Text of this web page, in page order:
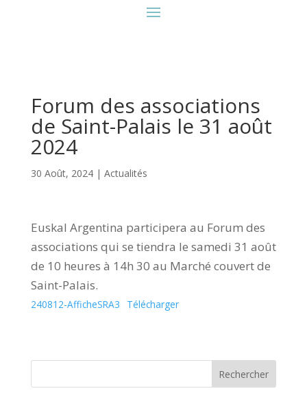
Forum des associations
de Saint-Palais le 31 août
2024
30 Août, 2024| Actualités
Euskal Argentina participera au Forum des
associations qui se tiendra le samedi 31 août
de 10 heures à 14h 30 au Marché couvert de
Saint-Palais.
240812-AfficheSRA3 Télécharger
Rechercher